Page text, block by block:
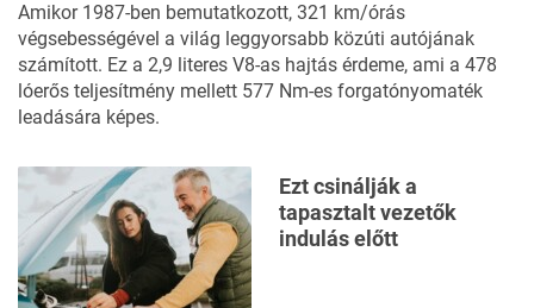
Amikor 1987-ben bemutatkozott, 321 km/órás
végsebességével a világ leggyorsabb közúti autójának
számított. Ez a 2,9 literes V8-as hajtás érdeme, ami a 478
lóerős teljesítmény mellett 577 Nm-es forgatónyomaték
leadására képes.
Ezt csinálják a
tapasztalt vezetők
indulás előtt